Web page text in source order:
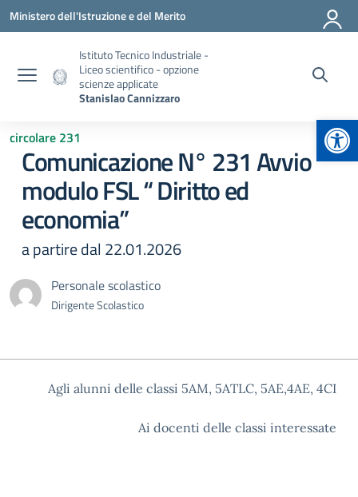
Vai ai contenuti
Vai al menu di navigazione
Vai al footer
Ministero dell'Istruzione e del Merito
Istituto Tecnico Industriale -
Liceo scientifico - opzione
scienze applicate
Stanislao Cannizzaro
circolare 231
Comunicazione N° 231 Avvio
modulo FSL “ Diritto ed
economia”
a partire dal 22.01.2026
Personale scolastico
Dirigente Scolastico
Agli alunni delle classi 5AM, 5ATLC, 5AE,4AE, 4CI
Ai docenti delle classi interessate